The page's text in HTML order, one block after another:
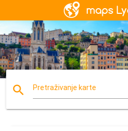
search Pretraživanje karte